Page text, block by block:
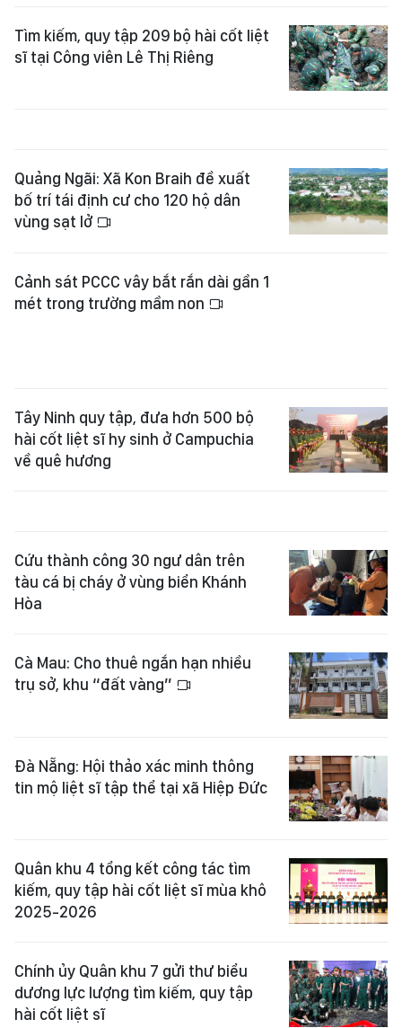
Tìm kiếm, quy tập 209 bộ hài cốt liệt
sĩ tại Công viên Lê Thị Riêng
Quảng Ngãi: Xã Kon Braih đề xuất
bố trí tái định cư cho 120 hộ dân
vùng sạt lở
Cảnh sát PCCC vây bắt rắn dài gần 1
mét trong trường mầm non
Tây Ninh quy tập, đưa hơn 500 bộ
hài cốt liệt sĩ hy sinh ở Campuchia
về quê hương
Cứu thành công 30 ngư dân trên
tàu cá bị cháy ở vùng biển Khánh
Hòa
Cà Mau: Cho thuê ngắn hạn nhiều
trụ sở, khu “đất vàng”
Đà Nẵng: Hội thảo xác minh thông
tin mộ liệt sĩ tập thể tại xã Hiệp Đức
Quân khu 4 tổng kết công tác tìm
kiếm, quy tập hài cốt liệt sĩ mùa khô
2025-2026
Chính ủy Quân khu 7 gửi thư biểu
dương lực lượng tìm kiếm, quy tập
hài cốt liệt sĩ